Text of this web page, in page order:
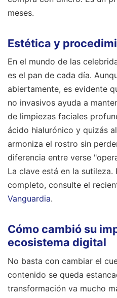
meses.
Estética y
En el mundo de las
es el pan de cada día.
abiertamente, es evidente
no invasivos ayuda a
de limpiezas faciales
ácido hialurónico y quizás
armoniza el rostro sin
diferencia entre verse
La clave está en la sutileza.
completo, consulte el
Vanguardia.
Cómo cambió su
ecosistema digital
No basta con cambiar el
contenido se queda
transformación va mucho